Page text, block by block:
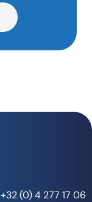
+32 (0) 4 277 17 06